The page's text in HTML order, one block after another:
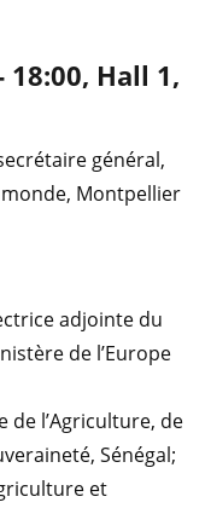
Hall 1,
général,
monde, Montpellier
adjointe du
de l’Europe
de l’Agriculture, de
Sénégal;
et